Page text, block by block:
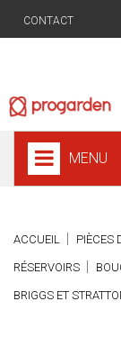
CONTACT
MENU
ACCUEIL PIÈCES
RÉSERVOIRS
BRIGGS ET